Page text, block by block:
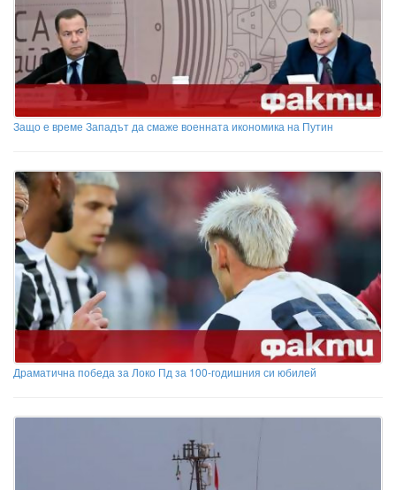
Защо е време Западът да смаже военната икономика на Путин
Драматична победа за Локо Пд за 100-годишния си юбилей